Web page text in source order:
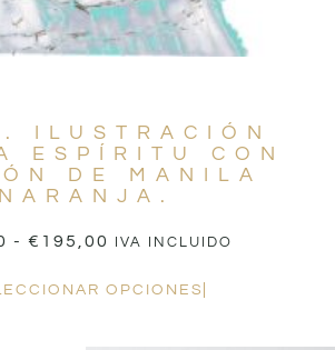
ILUSTRACIÓN
ESPÍRITU CON
DE MANILA
NARANJA.
- € 195,00 IVA INCLUIDO
OPCIONES